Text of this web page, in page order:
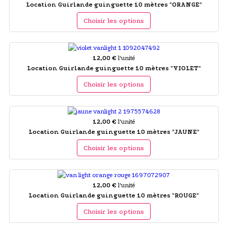
Location Guirlande guinguette 10 mètres "ORANGE"
Choisir les options
12,00 € l'unité
Location Guirlande guinguette 10 mètres "VIOLET"
Choisir les options
12,00 € l'unité
Location Guirlande guinguette 10 mètres "JAUNE"
Choisir les options
12,00 € l'unité
Location Guirlande guinguette 10 mètres "ROUGE"
Choisir les options